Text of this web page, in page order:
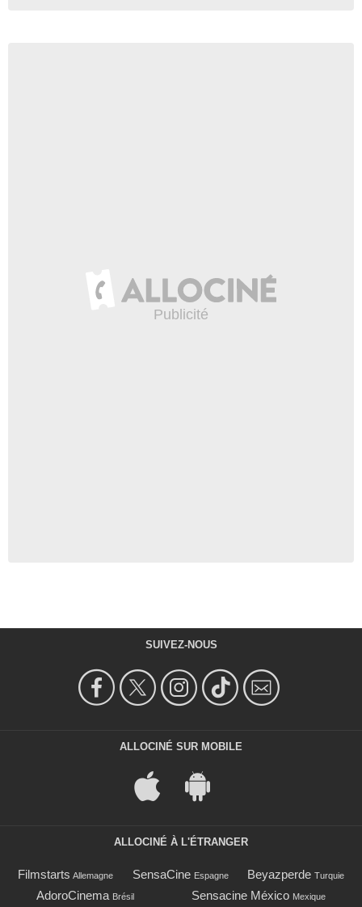
SUIVEZ-NOUS
ALLOCINÉ SUR MOBILE
ALLOCINÉ À L'ÉTRANGER
Filmstarts Allemagne SensaCine Espagne Beyazperde Turquie
AdoroCinema Brésil Sensacine México Mexique